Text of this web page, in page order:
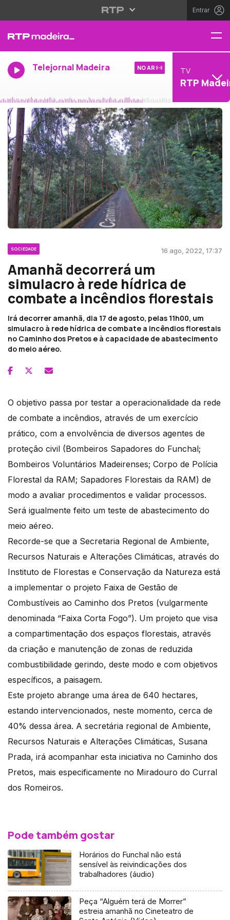
Entrar
Telejornal Madeira NO AR TV
RTP
SOCIEDADE 16 ago, 2022, 17:37
Amanhã decorrerá um
simulacro à rede hídrica de
combate a incêndios florestais
Irá decorrer amanhã, dia 17 de agosto, pelas 11h00, um
simulacro à rede hídrica de combate a incêndios florestais
no Caminho dos Pretos e à capacidade de abastecimento
do meio aéreo.
O objetivo passa por testar a operacionalidade da rede
de combate a incêndios, através de um exercício
prático, com a envolvência de diversos agentes de
proteção civil (Bombeiros Sapadores do Funchal;
Bombeiros Voluntários Madeirenses; Corpo de Polícia
Florestal da RAM; Sapadores Florestais da RAM) de
modo a avaliar procedimentos e validar processos.
Será igualmente feito um teste de abastecimento do
meio aéreo.
Recorde-se que a Secretaria Regional de Ambiente,
Recursos Naturais e Alterações Climáticas, através do
Instituto de Florestas e Conservação da Natureza está
a implementar o projeto Faixa de Gestão de
Combustíveis ao Caminho dos Pretos (vulgarmente
denominada “Faixa Corta Fogo”). Um projeto que visa
a compartimentação dos espaços florestais, através
da criação e manutenção de zonas de reduzida
combustibilidade gerindo, deste modo e com objetivos
específicos, a paisagem.
Este projeto abrange uma área de 640 hectares,
estando intervencionados, neste momento, cerca de
40% dessa área. A secretária regional de Ambiente,
Recursos Naturais e Alterações Climáticas, Susana
Prada, irá acompanhar esta iniciativa no Caminho dos
Pretos, mais especificamente no Miradouro do Curral
dos Romeiros.
Pode também gostar
Horários do Funchal não está
sensível às reivindicações dos
trabalhadores (áudio)
Peça “Alguém terá de Morrer”
estreia amanhã no Cineteatro de